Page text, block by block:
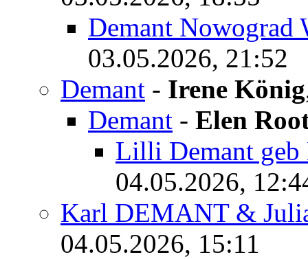
Demant Nowograd
03.05.2026, 21:52
Demant - Irene König
Demant - Elen
Lilli Demant
04.05.2026,
Karl DEMANT &
04.05.2026, 15:11